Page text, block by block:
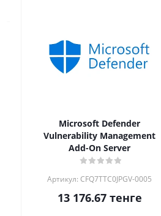
Microsoft Defender
Vulnerability Management
Add-On Server
Артикул: CFQ7TTC0JPGV-0005
13 176.67тенге